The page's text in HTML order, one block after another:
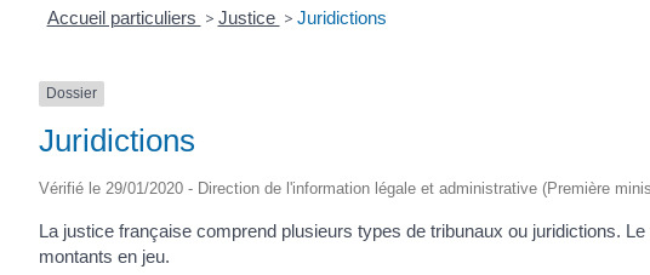
Accueil particuliers > Justice > Juridictions
Dossier
Juridictions
Vérifié le 29/01/2020 - Direction de l'information légale et administrative (Première
La justice française comprend plusieurs types de tribunaux ou juridictions.
montants en jeu.